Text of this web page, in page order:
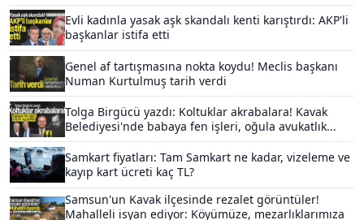
Evli kadınla yasak aşk skandalı kenti karıştırdı: AKP'li
başkanlar istifa etti
Genel af tartışmasına nokta koydu! Meclis başkanı
Numan Kurtulmuş tarih verdi
Tolga Birgücü yazdı: Koltuklar akrabalara! Kavak
Belediyesi'nde babaya fen işleri, oğula avukatlık...
Samkart fiyatları: Tam Samkart ne kadar, vizeleme ve
kayıp kart ücreti kaç TL?
Samsun'un Kavak ilçesinde rezalet görüntüler!
Mahalleli isyan ediyor: Köyümüze, mezarlıklarımıza